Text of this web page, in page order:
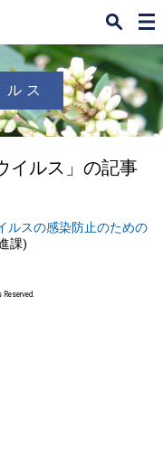
ュ
ー
ス
イルス」の記事
ルスの感染防止のための
課)
Reserved.